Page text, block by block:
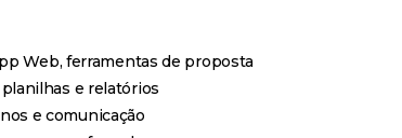
Web, ferramentas de proposta
e relatórios
e comunicação